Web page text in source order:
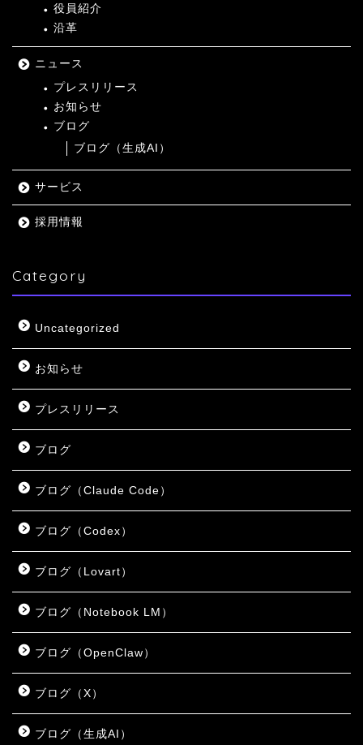
役員紹介
沿革
ニュース
プレスリリース
お知らせ
ブログ
ブログ（生成AI）
サービス
採用情報
Category
Uncategorized
お知らせ
プレスリリース
ブログ
ブログ（Claude Code）
ブログ（Codex）
ブログ（Lovart）
ブログ（Notebook LM）
ブログ（OpenClaw）
ブログ（X）
ブログ（生成AI）